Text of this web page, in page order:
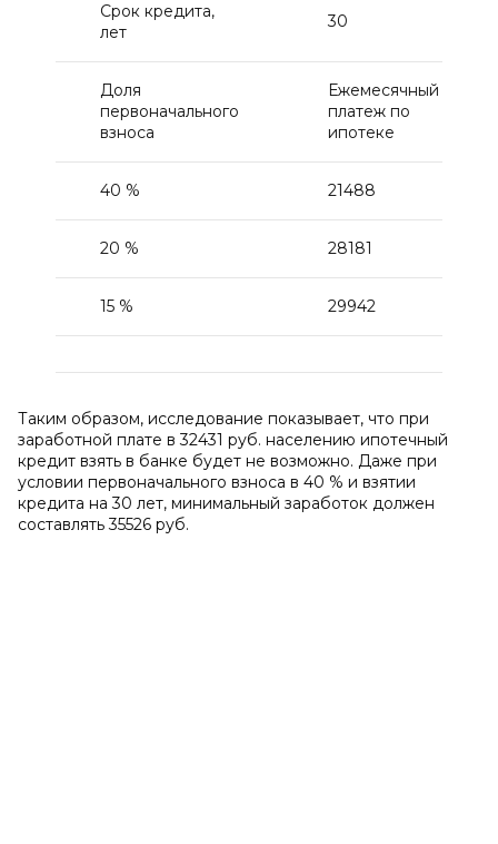
Срок кредита,
лет
30
Доля
первоначального
взноса
Ежемесячный
платеж по
ипотеке
40 % 21488
20 % 28181
15 % 29942
Таким образом, исследование показывает, что при
заработной плате в 32431 руб. населению ипотечный
кредит взять в банке будет не возможно. Даже при
условии первоначального взноса в 40 % и взятии
кредита на 30 лет, минимальный заработок должен
составлять 35526 руб.